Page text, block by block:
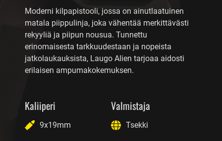
Moderni kilpapistooli, jossa on ainutlaatuinen
matala piippulinja, joka vähentää merkittävästi
rekyyliä ja piipun nousua. Tunnettu
erinomaisesta tarkkuudestaan ja nopeista
jatkolaukauksista, Laugo Alien tarjoaa aidosti
erilaisen ampumakokemuksen.
Kaliiperi
9x19mm
Valmistaja
Tsekki